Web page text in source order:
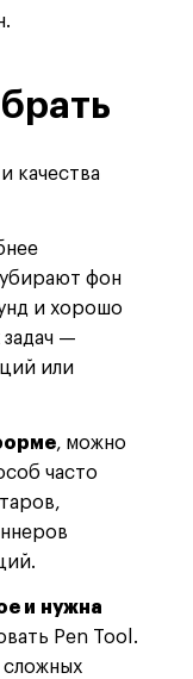
качества
фон
и хорошо
задач —
или
, можно
часто
и нужна
Pen Tool.